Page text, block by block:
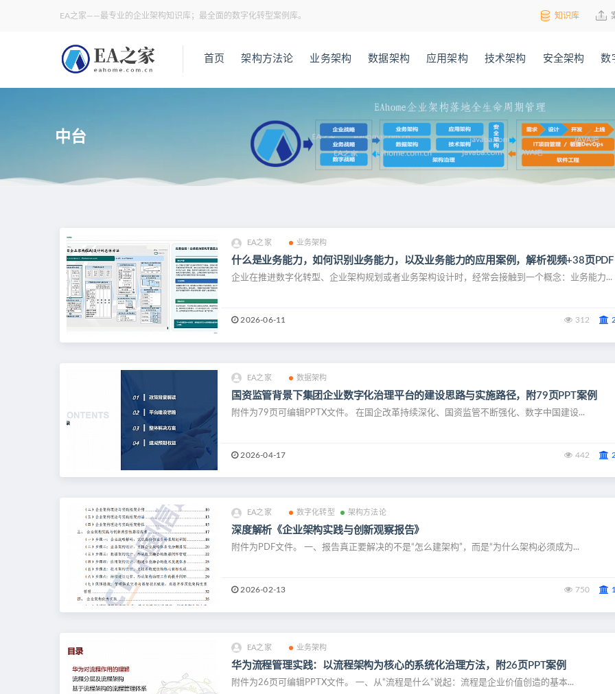
EA之家——最专业的企业架构知识库；最全面的数字化转型案例库。 知识库
首页 架构方法论 业务架构 数据架构 应用架构 技术架构 安全架构 数
中台
EA之家 业务架构
什么是业务能力，如何识别业务能力，以及业务能力的应用案例，解析视频+38页PDF
企业在推进数字化转型、企业架构规划或者业务架构设计时，经常会接触到一个概念：业务能力...
2026-06-11 312
EA之家 数据架构
国资监管背景下集团企业数字化治理平台的建设思路与实施路径，附79页PPT案例
附件为79页可编辑PPTX文件。 在国企改革持续深化、国资监管不断强化、数字中国建设...
2026-04-17 442
EA之家 数字化转型 架构方法论
深度解析《企业架构实践与创新观察报告》
附件为PDF文件。 一、报告真正要解决的不是“怎么建架构”，而是“为什么架构必须成为...
2026-02-13 750
EA之家 业务架构
华为流程管理实践：以流程架构为核心的系统化治理方法，附26页PPT案例
附件为26页可编辑PPTX文件。 一、从“流程是什么”说起：流程是企业价值创造的基本...